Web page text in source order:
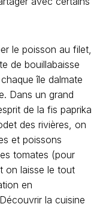
le poisson au filet,
de bouillabaisse
île dalmate
Dans un grand
de la fis paprika
des rivières, on
et poissons
tomates (pour
on laisse le tout
en
la cuisine